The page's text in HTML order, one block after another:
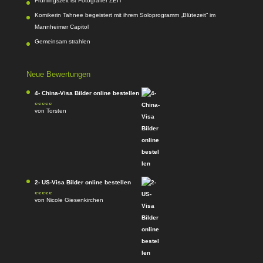
Komikerin Tahnee begeistert mit ihrem Soloprogramm „Blütezeit“ im
Mannheimer Capitol
Gemeinsam strahlen
Neue Bewertungen
4- China-Visa Bilder online bestellen
Bewertet mit
von Torsten
2- US-Visa Bilder online bestellen
Bewertet mit
von Nicole Giesenkirchen